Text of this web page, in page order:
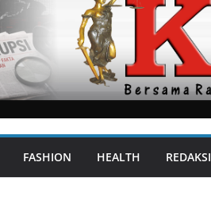
FASHION HEALTH REDAKSI